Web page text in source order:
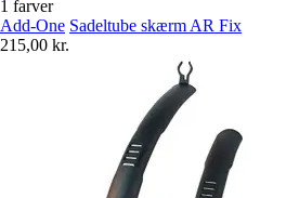
1 farver
Add-One Sadeltube skærm AR Fix
215,00 kr.